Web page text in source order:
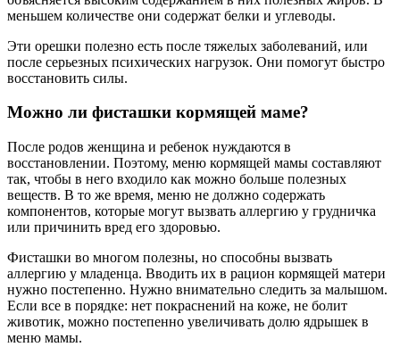
меньшем количестве они содержат белки и углеводы.
Эти орешки полезно есть после тяжелых заболеваний, или
после серьезных психических нагрузок. Они помогут быстро
восстановить силы.
Можно ли фисташки кормящей маме?
После родов женщина и ребенок нуждаются в
восстановлении. Поэтому, меню кормящей мамы составляют
так, чтобы в него входило как можно больше полезных
веществ. В то же время, меню не должно содержать
компонентов, которые могут вызвать аллергию у грудничка
или причинить вред его здоровью.
Фисташки во многом полезны, но способны вызвать
аллергию у младенца. Вводить их в рацион кормящей матери
нужно постепенно. Нужно внимательно следить за малышом.
Если все в порядке: нет покраснений на коже, не болит
животик, можно постепенно увеличивать долю ядрышек в
меню мамы.